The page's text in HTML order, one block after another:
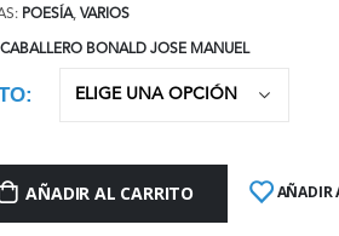
POESÍA, VARIOS
CABALLERO BONALD JOSE MANUEL
AÑADIR AL CARRITO AÑADIR